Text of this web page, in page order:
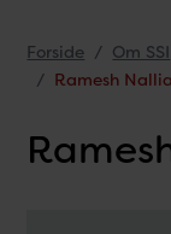
Forside Om SSI
Ramesh